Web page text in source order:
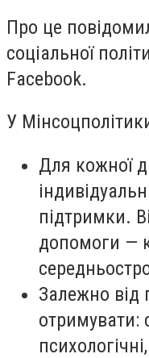
Про це
соціальної
Facebook.
У
Для кожної
підтримки.
допомоги —
Залежно від
отримувати: